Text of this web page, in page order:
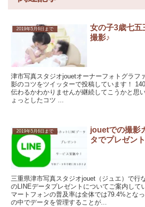
2019年5月6日まで
女の子3歳七五
撮影♪
津市写真スタジオjouetオーナーフォトグラフ
影のコツをツイッターで投稿しています！
伝わるかわかりませんが継続してこうかと思
ょっとしたコツ ...
2019年5月6日まで
jouetでの撮影
タでプレゼント
三重県津市写真スタジオjouet（ジュエ）で行
のLINEデータプレゼントについてご案内して
マートフォンの普及率は全体では79.4%とな
の中でデータを管理することが...